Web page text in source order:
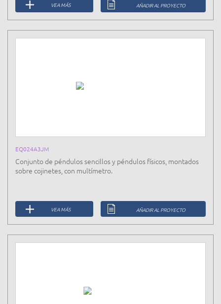
VEA MÁS AÑADIR AL PROYECTO
EQ024A3JM
Conjunto de péndulos sencillos y péndulos físicos, montados
sobre cojinetes, con multímetro.
VEA MÁS AÑADIR AL PROYECTO